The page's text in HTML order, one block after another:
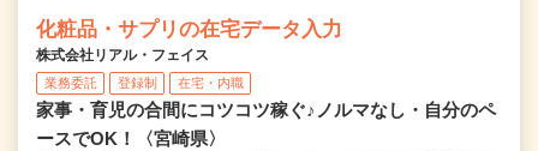
化粧品・サプリの在宅データ入力
株式会社リアル・フェイス
業務委託 登録制 在宅・内職
家事・育児の合間にコツコツ稼ぐ♪ノルマなし・自分のペ
ースでOK！〈宮崎県〉